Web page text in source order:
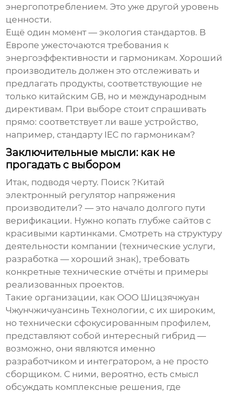
энергопотреблением. Это уже другой уровень
ценности.
Ещё один момент — экология стандартов. В
Европе ужесточаются требования к
энергоэффективности и гармоникам. Хороший
производитель должен это отслеживать и
предлагать продукты, соответствующие не
только китайским GB, но и международным
директивам. При выборе стоит спрашивать
прямо: соответствует ли ваше устройство,
например, стандарту IEC по гармоникам?
Заключительные мысли: как не
прогадать с выбором
Итак, подводя черту. Поиск ?Китай
электронный регулятор напряжения
производители? — это начало долгого пути
верификации. Нужно копать глубже сайтов с
красивыми картинками. Смотреть на структуру
деятельности компании (технические услуги,
разработка — хороший знак), требовать
конкретные технические отчёты и примеры
реализованных проектов.
Такие организации, как ООО Шицзячжуан
Чжунчжичуансинь Технологии, с их широким,
но технически сфокусированным профилем,
представляют собой интересный гибрид —
возможно, они являются именно
разработчиком и интегратором, а не просто
сборщиком. С ними, вероятно, есть смысл
обсуждать комплексные решения, где